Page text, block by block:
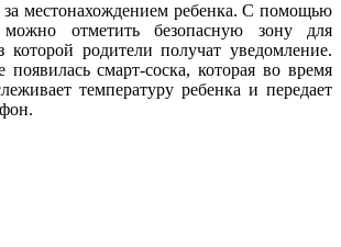
за местонахождением ребенка. С помощью
можно отметить безопасную зону для
родители получат уведомление.
смарт-соска, которая во время
температуру ребенка и передает